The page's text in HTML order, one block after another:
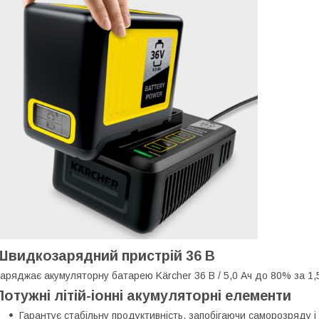
пристрій 36 В
акумуляторну батарею Kärcher 36 В / 5,0 Ач до 80% за
літій-іонні акумуляторні елементи
Гарантує стабільну продуктивність, запобігаючи саморозряду